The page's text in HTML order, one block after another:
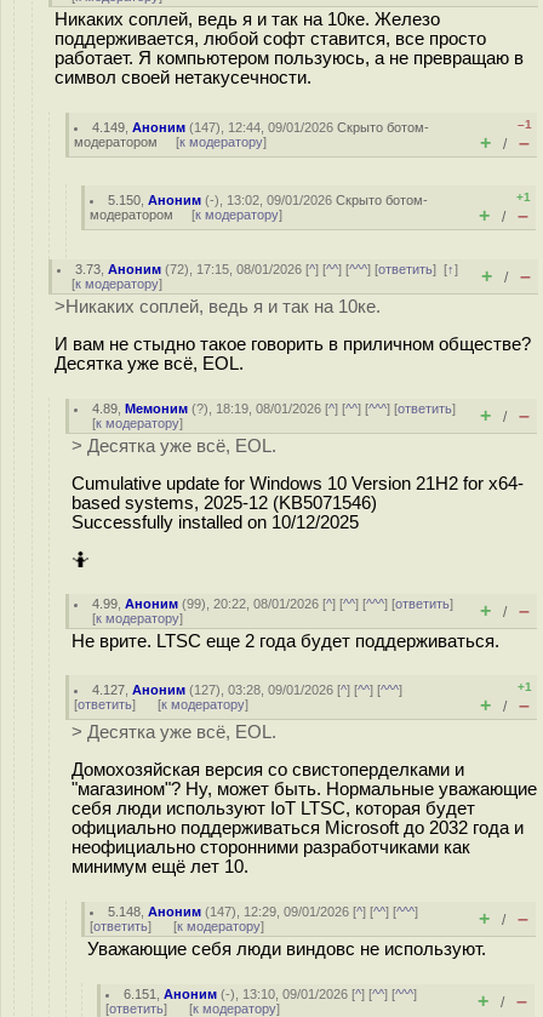
Никаких соплей, ведь я и так на 10ке. Железо
поддерживается, любой софт ставится, все просто
работает. Я компьютером пользуюсь, а не превращаю в
символ своей нетакусечности.
4.149 ,Аноним (147), 12:44, 09/01/2026Скрыто ботом-
модератором [к модератору]
–1
+ / –
5.150 ,Аноним (-), 13:02, 09/01/2026Скрыто ботом-
модератором [к модератору]
+1
+ / –
3.73 ,Аноним (72), 17:15, 08/01/2026 [^] [^^] [^^^] [ответить][↑]
[к модератору] + / –
>Никаких соплей, ведь я и так на 10ке.
И вам не стыдно такое говорить в приличном обществе?
Десятка уже всё, EOL.
4.89 ,Мемоним (?), 18:19, 08/01/2026 [^] [^^] [^^^] [ответить]
[к модератору] + / –
> Десятка уже всё, EOL.
Cumulative update for Windows 10 Version 21H2 for x64-
based systems, 2025-12 (KB5071546)
Successfully installed on 10/12/2025
🤷
4.99 ,Аноним (99), 20:22, 08/01/2026 [^] [^^] [^^^] [ответить]
[к модератору] + / –
Не врите. LTSC еще 2 года будет поддерживаться.
4.127 ,Аноним (127), 03:28, 09/01/2026 [^] [^^] [^^^]
[ответить] [к модератору]
+1
+ / –
> Десятка уже всё, EOL.
Домохозяйская версия со свистоперделками и
"магазином"? Ну, может быть. Нормальные уважающие
себя люди используют IoT LTSC, которая будет
официально поддерживаться Microsoft до 2032 года и
неофициально сторонними разработчиками как
минимум ещё лет 10.
5.148 ,Аноним (147), 12:29, 09/01/2026 [^] [^^] [^^^]
[ответить] [к модератору] + / –
Уважающие себя люди виндовс не используют.
6.151 ,Аноним (-), 13:10, 09/01/2026 [^] [^^] [^^^]
[ответить] [к модератору] + / –